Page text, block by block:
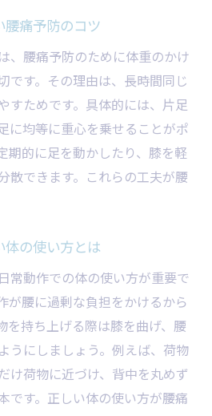
立つ足元環境の整え方
ルフケアの実践法
果的なセルフケアの基本
レッチを習慣化するコツ
いための筋肉ケア方法
ルフマッサージのポイント
の上手な取り入れ方
めの作業環境見直し術
減に役立つ休憩方法とは
の腰痛予防姿勢の工夫
ておすすめのストレッチ
時のセルフケア実践法
痛予防のコツ
、腰痛予防のために体重のかけ
です。その理由は、長時間同じ
すためです。具体的には、片足
に均等に重心を乗せることがポ
期的に足を動かしたり、膝を軽
散できます。これらの工夫が腰
の使い方とは
常動作での体の使い方が重要で
が腰に過剰な負担をかけるから
を持ち上げる際は膝を曲げ、腰
うにしましょう。例えば、荷物
け荷物に近づけ、背中を丸めず
です。正しい体の使い方が腰痛